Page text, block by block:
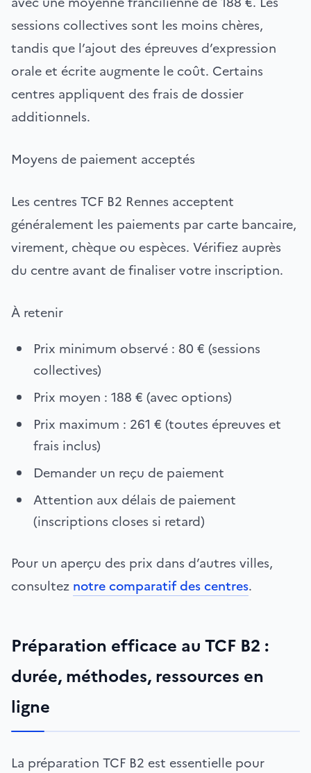
sessions collectives sont les moins chères,
tandis que l’ajout des épreuves d’expression
orale et écrite augmente le coût. Certains
centres appliquent des frais de dossier
additionnels.
Moyens de paiement acceptés
Les centres TCF B2 Rennes acceptent
généralement les paiements par carte bancaire,
virement, chèque ou espèces. Vérifiez auprès
du centre avant de finaliser votre inscription.
À retenir
Prix minimum observé : 80 € (sessions
collectives)
Prix moyen : 188 € (avec options)
Prix maximum : 261 € (toutes épreuves et
frais inclus)
Demander un reçu de paiement
Attention aux délais de paiement
(inscriptions closes si retard)
Pour un aperçu des prix dans d’autres villes,
consultez notre comparatif des centres.
Préparation efficace au TCF B2 :
durée, méthodes, ressources en
ligne
La préparation TCF B2 est essentielle pour